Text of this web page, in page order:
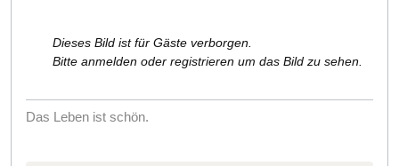
Dieses Bild ist für Gäste verborgen.
Bitte anmelden oder registrieren um das Bild zu sehen.
Das Leben ist schön.